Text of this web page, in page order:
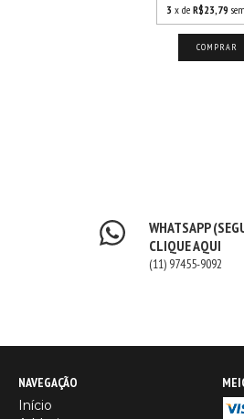
3 x de R$23,79
COMPRAR
WHATSAPP
CLIQUE AQUI
(11) 97455-9092
NAVEGAÇÃO
Início